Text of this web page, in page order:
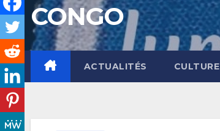
CONGO
ACTUALITÉS CULTURE